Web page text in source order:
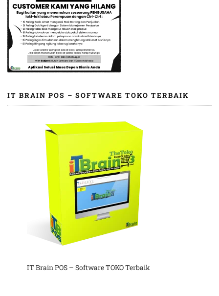
IT BRAIN POS – SOFTWARE TOKO TERBAIK
IT Brain POS – Software TOKO Terbaik